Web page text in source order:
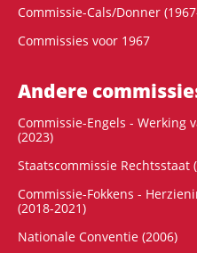
Commissie-Cals/Donner
Commissies voor 1967
Andere
Commissie-Engels - Werking
(2023)
Staatscommissie Rechtsstaat
Commissie-Fokkens -
(2018-2021)
Nationale Conventie (2006)